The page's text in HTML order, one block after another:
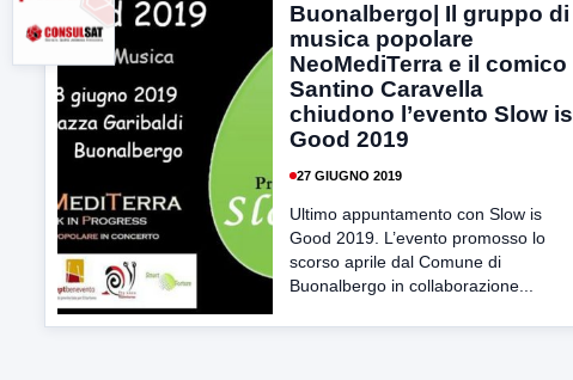
Buonalbergo| Il gruppo di
musica popolare
NeoMediTerra e il comico
Santino Caravella
chiudono l’evento Slow is
Good 2019
27 GIUGNO 2019
Ultimo appuntamento con Slow is
Good 2019. L’evento promosso lo
scorso aprile dal Comune di
Buonalbergo in collaborazione...